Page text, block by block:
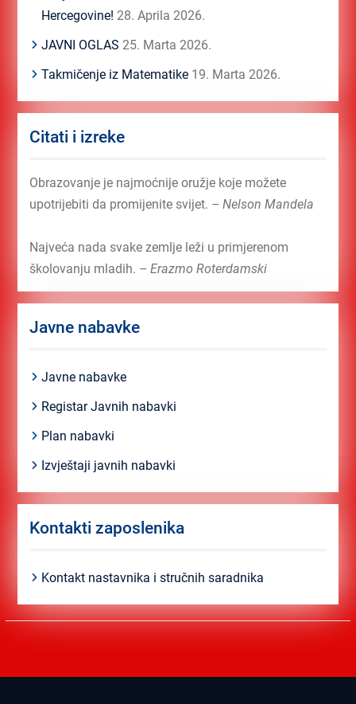
Hercegovine! 28. Aprila 2026.
JAVNI OGLAS 25. Marta 2026.
Takmičenje iz Matematike 19. Marta 2026.
Citati i izreke
Obrazovanje je najmoćnije oružje koje možete
upotrijebiti da promijenite svijet. – Nelson Mandela
Najveća nada svake zemlje leži u primjerenom
školovanju mladih. – Erazmo Roterdamski
Javne nabavke
Javne nabavke
Registar Javnih nabavki
Plan nabavki
Izvještaji javnih nabavki
Kontakti zaposlenika
Kontakt nastavnika i stručnih saradnika